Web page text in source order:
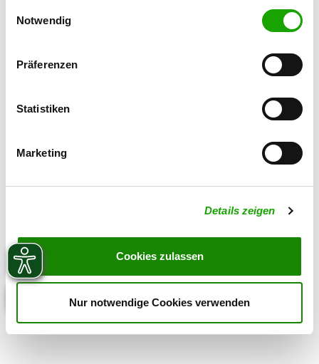
Cookies, wenn Sie unsere Webseite weiterhin nutzen.
Notwendig
Präferenzen
Statistiken
Marketing
Details zeigen
Cookies zulassen
Nur notwendige Cookies verwenden
Kontakt